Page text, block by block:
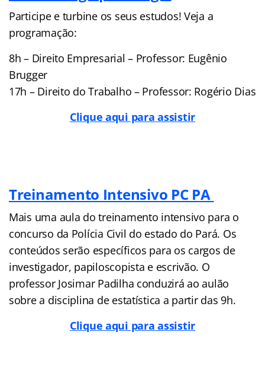
Participe e turbine os seus estudos! Veja a
programação:
8h – Direito Empresarial – Professor: Eugênio
Brugger
17h – Direito do Trabalho – Professor: Rogério Dias
Clique aqui para assistir
Treinamento Intensivo PC PA
Mais uma aula do treinamento intensivo para o
concurso da Polícia Civil do estado do Pará. Os
conteúdos serão específicos para os cargos de
investigador, papiloscopista e escrivão. O
professor Josimar Padilha conduzirá ao aulão
sobre a disciplina de estatística a partir das 9h.
Clique aqui para assistir